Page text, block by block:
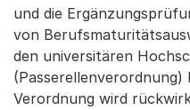
und die
von
den universitären
(Passerellenverordnung)
Verordnung wird